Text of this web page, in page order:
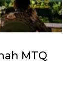
MTQ